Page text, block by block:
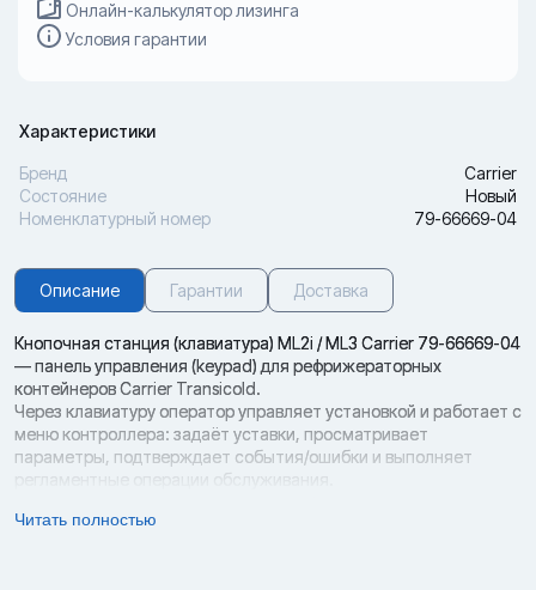
Онлайн-калькулятор лизинга
Условия гарантии
Характеристики
Бренд
Carrier
Состояние
Новый
Номенклатурный номер
79-66669-04
Описание Гарантии Доставка
Кнопочная станция (клавиатура) ML2i / ML3 Carrier 79-66669-04
— панель управления (keypad) для рефрижераторных
контейнеров Carrier Transicold.
Через клавиатуру оператор управляет установкой и работает с
меню контроллера: задаёт уставки, просматривает
параметры, подтверждает события/ошибки и выполняет
регламентные операции обслуживания.
Micro-Link 2i и Micro-Link 3. По данным поставщиков, такая
Читать полностью